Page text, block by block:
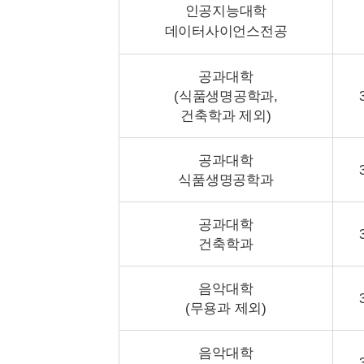
인공지능대학
데이터사이언스전공
공과대학
(식품생명공학과,
건축학과 제외)
공과대학
식품생명공학과
공과대학
건축학과
음악대학
(무용과 제외)
음악대학